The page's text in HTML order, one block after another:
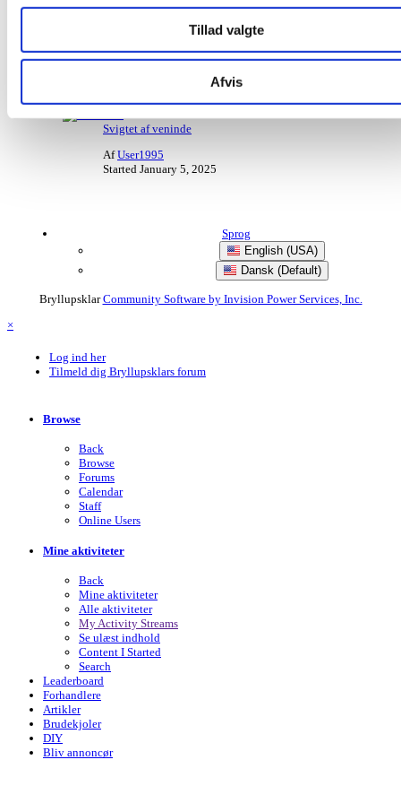
Tillad valgte
Afvis
VIND DIN BRUDEKJOLE
AfKi Schou
Svigtet af veninde
AfUser1995
Started January 5, 2025
Sprog
English (USA)
Dansk (Default)
Bryllupsklar Community Software by Invision Power Services, Inc.
×
Log ind her
Tilmeld dig Bryllupsklars forum
Browse
Back
Browse
Forums
Calendar
Staff
Online Users
Mine aktiviteter
Back
Mine aktiviteter
Alle aktiviteter
My Activity Streams
Se ulæst indhold
Content I Started
Search
Leaderboard
Forhandlere
Artikler
Brudekjoler
DIY
Bliv annoncør